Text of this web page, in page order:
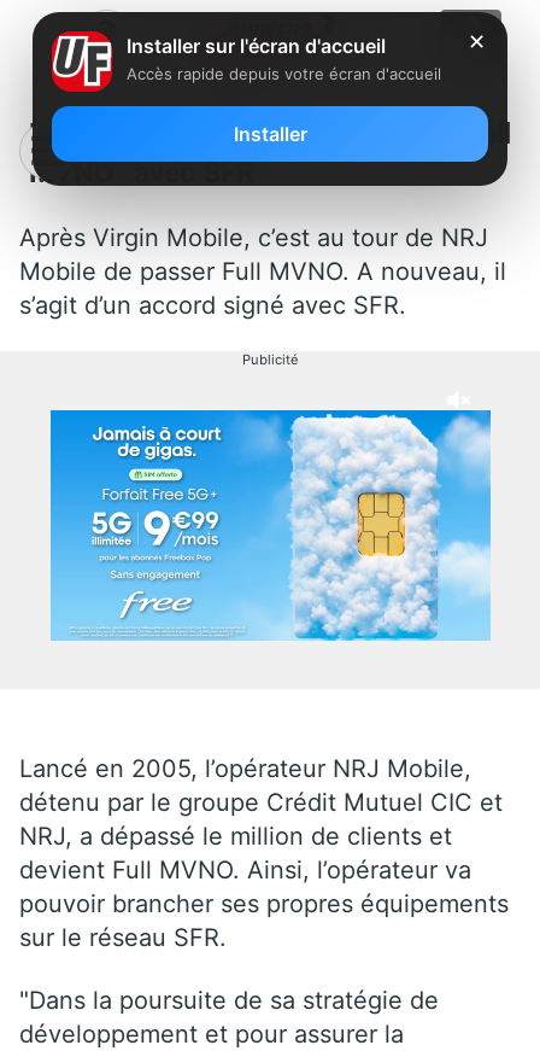
NRJ Mobile signe un accord de “Full
MVNO” avec SFR
Après Virgin Mobile, c’est au tour de NRJ
Mobile de passer Full MVNO. A nouveau, il
s’agit d’un accord signé avec SFR.
Publicité
Lancé en 2005, l’opérateur NRJ Mobile,
détenu par le groupe Crédit Mutuel CIC et
NRJ, a dépassé le million de clients et
devient Full MVNO. Ainsi, l’opérateur va
pouvoir brancher ses propres équipements
sur le réseau SFR.
"Dans la poursuite de sa stratégie de
développement et pour assurer la
✕
Installer sur l'écran d'accueil
Accès rapide depuis votre écran d'accueil
Installer